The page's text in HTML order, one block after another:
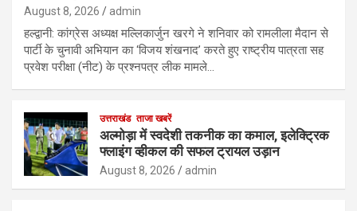
August 8, 2026 admin
हल्द्वानी: कांग्रेस अध्यक्ष मल्लिकार्जुन खरगे ने शनिवार को रामलीला मैदान से
पार्टी के चुनावी अभियान का ‘विजय शंखनाद’ करते हुए राष्ट्रीय पात्रता सह
प्रवेश परीक्षा (नीट) के प्रश्नपत्र लीक मामले…
उत्तराखंड ताजा खबरें
अल्मोड़ा में स्वदेशी तकनीक का कमाल, इलेक्ट्रिक
फ्लाइंग व्हीकल की सफल ट्रायल उड़ान
August 8, 2026 admin